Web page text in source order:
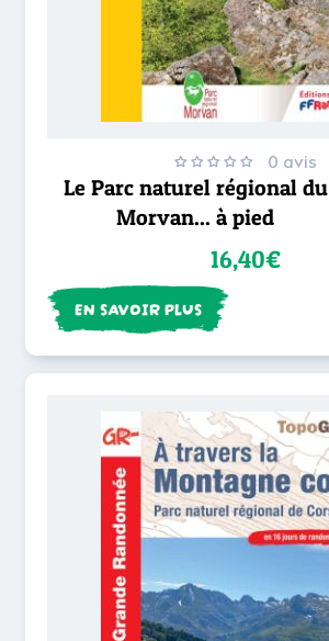
0 avis
Le Parc naturel régional du
Morvan... à pied
16,40€
EN SAVOIR PLUS